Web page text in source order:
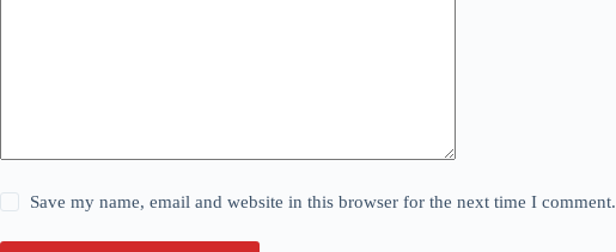
Save my name, email and website in this browser for the next time I comment.